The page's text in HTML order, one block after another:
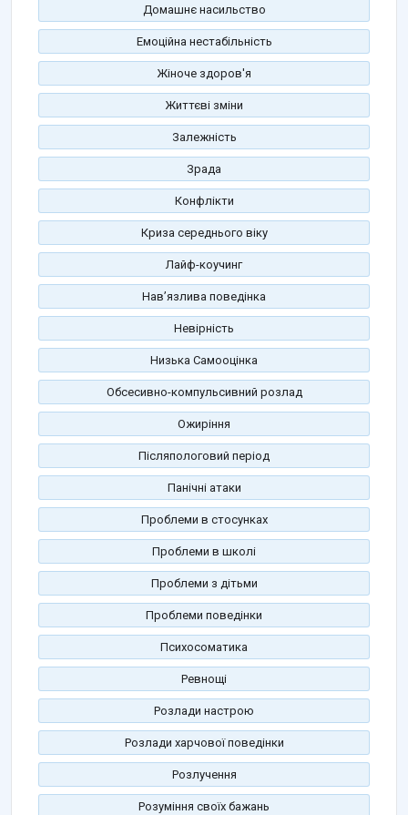
Домашнє насильство
Емоційна нестабільність
Жіноче здоров'я
Життєві зміни
Залежність
Зрада
Конфлікти
Криза середнього віку
Лайф-коучинг
Нав’язлива поведінка
Невірність
Низька Самооцінка
Обсесивно-компульсивний розлад
Ожиріння
Післяпологовий період
Панічні атаки
Проблеми в стосунках
Проблеми в школі
Проблеми з дітьми
Проблеми поведінки
Психосоматика
Ревнощі
Розлади настрою
Розлади харчової поведінки
Розлучення
Розуміння своїх бажань